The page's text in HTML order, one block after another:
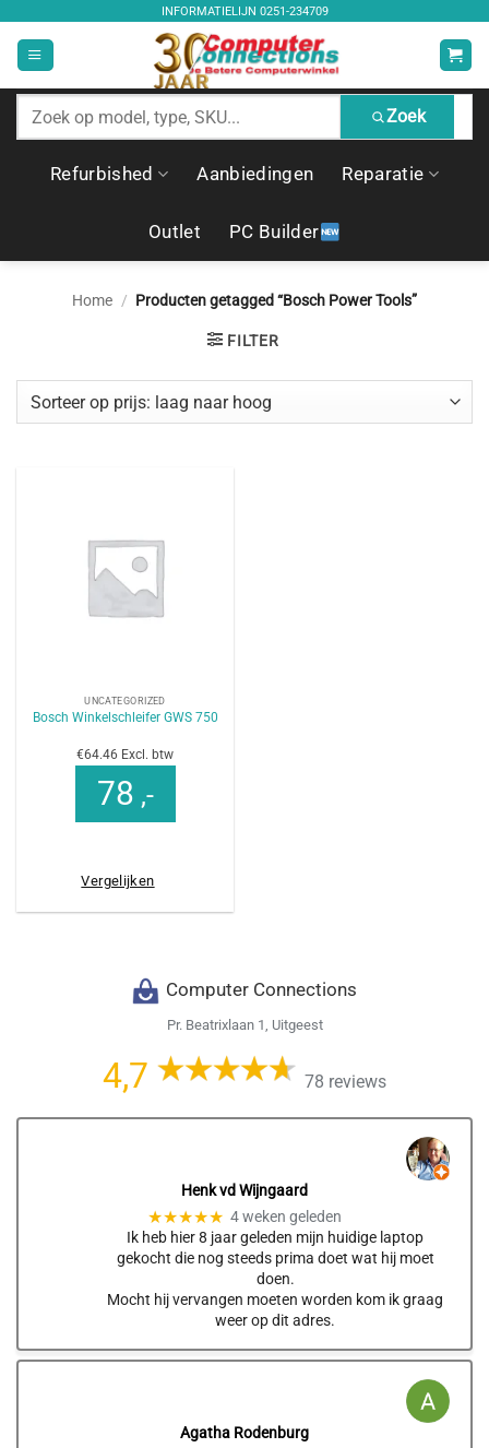
inhoud
INFORMATIELIJN 0251-234709
Zoek
producten
Zoek
Refurbished Aanbiedingen Reparatie
Outlet PC Builder
Home / Producten getagged “Bosch Power Tools”
FILTER
UNCATEGORIZED
Bosch Winkelschleifer GWS 750
€64.46 Excl. btw
78 ,-
Vergelijken
Computer Connections
Pr. Beatrixlaan 1, Uitgeest
4,7 78 reviews
Henk vd Wijngaard
★★★★★ 4 weken geleden
Ik heb hier 8 jaar geleden mijn huidige laptop
gekocht die nog steeds prima doet wat hij moet
doen.
Mocht hij vervangen moeten worden kom ik graag
weer op dit adres.
Agatha Rodenburg